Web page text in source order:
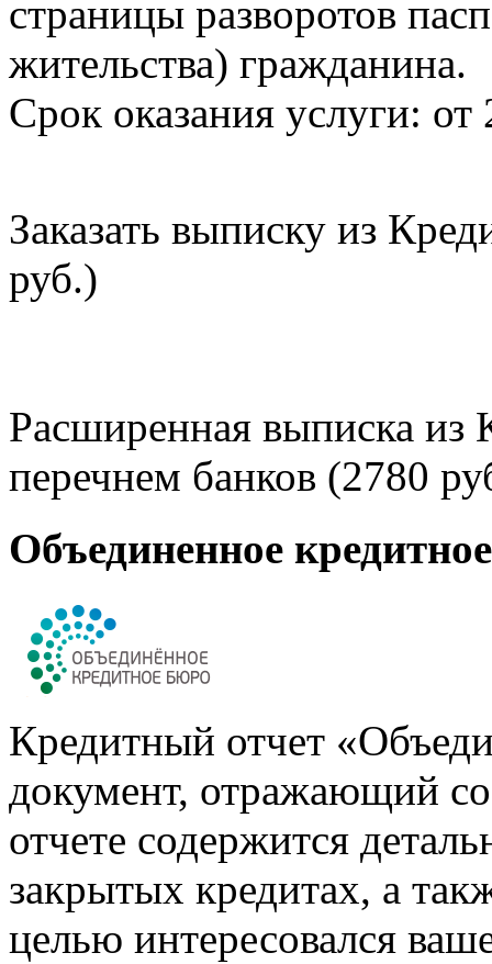
страницы разворотов
жительства) гражданина.
Срок оказания услуги: от
Заказать выписку из
руб.)
Расширенная выписка из
перечнем банков (2780
Объединенное
Кредитный отчет
документ, отражающий
отчете содержится
закрытых кредитах, а
целью интересовался